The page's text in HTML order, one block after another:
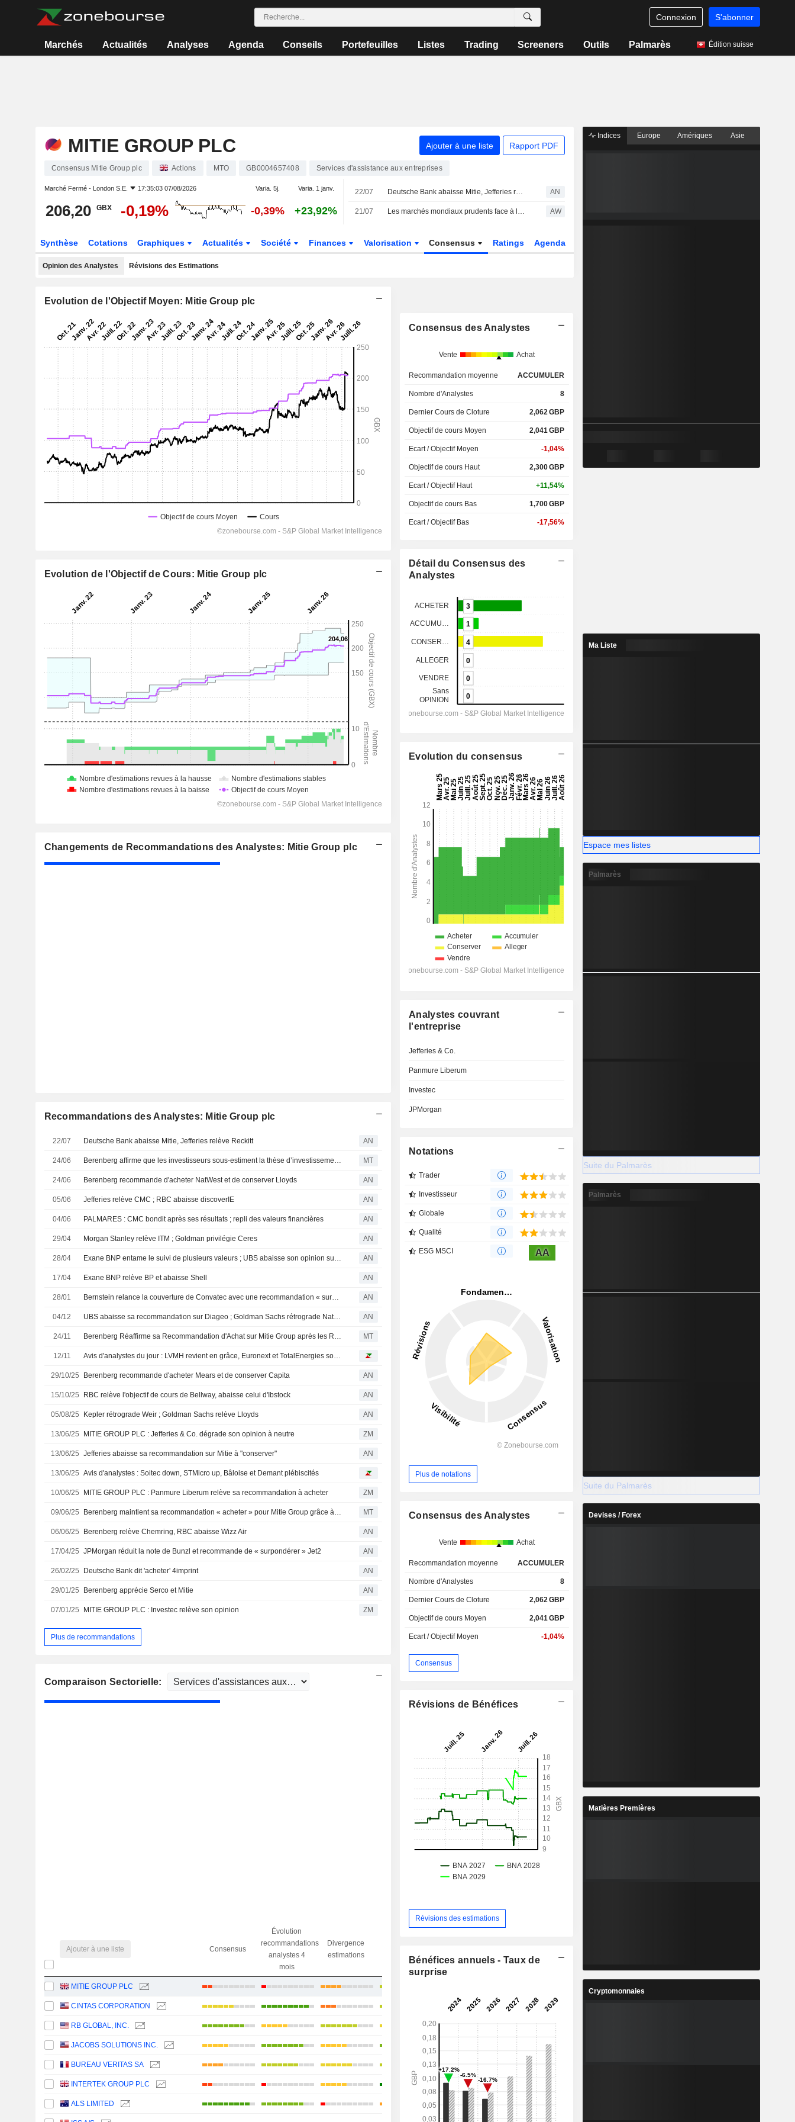
Connexion S'abonner
Marchés Actualités Analyses Agenda Conseils Portefeuilles Listes Trading Screeners Outils Palmarès Édition suisse
MITIE GROUP PLC Ajouter à une liste Rapport PDF
Consensus Mitie Group plc Actions MTO GB0004657408 Services d'assistance aux entreprises
Marché Fermé - London S.E. 17:35:03 07/08/2026 Varia. 5j. Varia. 1 janv.
206,20 GBX -0,19% -0,39% +23,92%
22/07 Deutsche Bank abaisse Mitie, Jefferies relève Reckitt AN
21/07 Les marchés mondiaux prudents face à la hausse des prix du pétrole AW
Synthèse Cotations Graphiques Actualités Société Finances Valorisation Consensus Ratings Agenda
Opinion des Analystes Révisions des Estimations
Evolution de l'Objectif Moyen: Mitie Group plc
Evolution de l'Objectif de Cours: Mitie Group plc
Changements de Recommandations des Analystes: Mitie Group plc
Recommandations des Analystes: Mitie Group plc
22/07 Deutsche Bank abaisse Mitie, Jefferies relève Reckitt AN
24/06 Berenberg affirme que les investisseurs sous-estiment la thèse d’investissement de Mitie Group ; objectif de cours relevé MT
24/06 Berenberg recommande d'acheter NatWest et de conserver Lloyds AN
05/06 Jefferies relève CMC ; RBC abaisse discoverIE AN
04/06 PALMARES : CMC bondit après ses résultats ; repli des valeurs financières AN
29/04 Morgan Stanley relève ITM ; Goldman privilégie Ceres AN
28/04 Exane BNP entame le suivi de plusieurs valeurs ; UBS abaisse son opinion sur SSP AN
17/04 Exane BNP relève BP et abaisse Shell AN
28/01 Bernstein relance la couverture de Convatec avec une recommandation « surperformance » AN
04/12 UBS abaisse sa recommandation sur Diageo ; Goldman Sachs rétrograde NatWest AN
24/11 Berenberg Réaffirme sa Recommandation d'Achat sur Mitie Group après les Résultats Semestriels MT
12/11 Avis d'analystes du jour : LVMH revient en grâce, Euronext et TotalEnergies sont revalorisées
29/10/25 Berenberg recommande d'acheter Mears et de conserver Capita AN
15/10/25 RBC relève l'objectif de cours de Bellway, abaisse celui d'Ibstock AN
05/08/25 Kepler rétrograde Weir ; Goldman Sachs relève Lloyds AN
13/06/25 MITIE GROUP PLC : Jefferies & Co. dégrade son opinion à neutre ZM
13/06/25 Jefferies abaisse sa recommandation sur Mitie à "conserver" AN
13/06/25 Avis d'analystes : Soitec down, STMicro up, Bâloise et Demant plébiscités
10/06/25 MITIE GROUP PLC : Panmure Liberum relève sa recommandation à acheter ZM
09/06/25 Berenberg maintient sa recommandation « acheter » pour Mitie Group grâce à une année « solide » pour sa stratégie triennale MT
06/06/25 Berenberg relève Chemring, RBC abaisse Wizz Air AN
17/04/25 JPMorgan réduit la note de Bunzl et recommande de « surpondérer » Jet2 AN
26/02/25 Deutsche Bank dit 'acheter' 4imprint AN
29/01/25 Berenberg apprécie Serco et Mitie AN
07/01/25 MITIE GROUP PLC : Investec relève son opinion ZM
Plus de recommandations
Comparaison Sectorielle:
Ajouter à une liste Consensus
Évolution
recommandations
analystes 4
mois
Divergence
estimations
analystes
MITIE GROUP PLC
CINTAS CORPORATION +6,53%
RB GLOBAL, INC. +36,09%
JACOBS SOLUTIONS INC. +11,53%
BUREAU VERITAS SA +14,38%
INTERTEK GROUP PLC +0,98%
ALS LIMITED +4,89%
Consensus des Analystes
Vente Achat
Recommandation moyenne ACCUMULER
Nombre d'Analystes 8
Dernier Cours de Cloture 2,062GBP
Objectif de cours Moyen 2,041GBP
Ecart / Objectif Moyen -1,04%
Objectif de cours Haut 2,300GBP
Ecart / Objectif Haut +11,54%
Objectif de cours Bas 1,700GBP
Ecart / Objectif Bas -17,56%
Détail du Consensus des
Analystes
Evolution du consensus
Analystes couvrant
l'entreprise
Jefferies & Co.
Panmure Liberum
Investec
JPMorgan
Notations
Trader
Investisseur
Globale
Qualité
ESG MSCI AA
Plus de notations
Consensus des Analystes
Vente Achat
Recommandation moyenne ACCUMULER
Nombre d'Analystes 8
Dernier Cours de Cloture 2,062GBP
Objectif de cours Moyen 2,041GBP
Ecart / Objectif Moyen -1,04%
Consensus
Révisions de Bénéfices
Révisions des estimations
Bénéfices annuels - Taux de
surprise
Indices Europe Amériques Asie
Ma Liste
Espace mes listes
Palmarès
Suite du Palmarès
Palmarès
Suite du Palmarès
Devises / Forex
Matières Premières
Cryptomonnaies